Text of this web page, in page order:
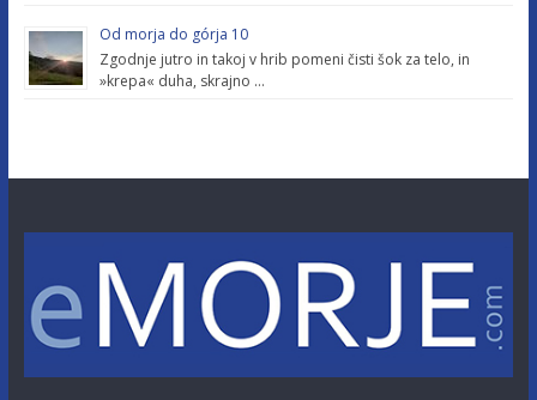
Od morja do górja 10
Zgodnje jutro in takoj v hrib pomeni čisti šok za telo, in
»krepa« duha, skrajno …